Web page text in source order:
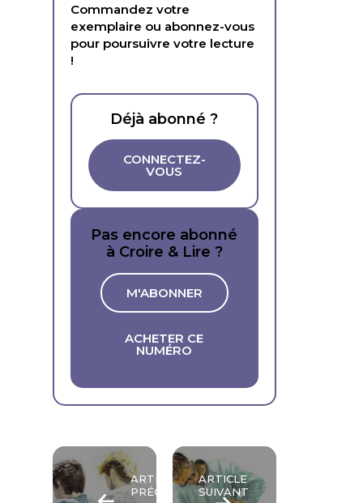
Commandez votre
exemplaire ou abonnez-vous
pour poursuivre votre lecture
!
Déjà abonné ?
CONNECTEZ-
VOUS
Pas encore abonné
à Croire & Lire ?
M'ABONNER
ACHETER CE
NUMÉRO
ARTICLE
PRÉCÉDENT
ARTICLE
SUIVANT